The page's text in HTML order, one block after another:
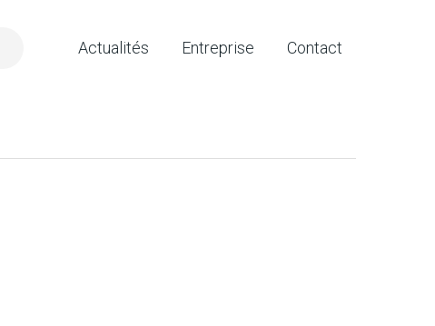
Actualités Entreprise Contact